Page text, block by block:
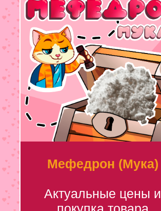
Мефедрон (Мука)
Актуальные цены и